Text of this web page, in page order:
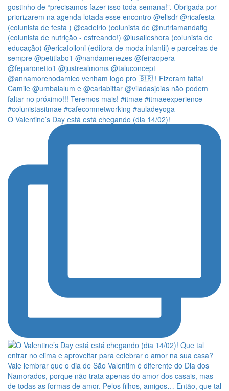
O Valentine’s Day está está chegando (dia 14/02)!